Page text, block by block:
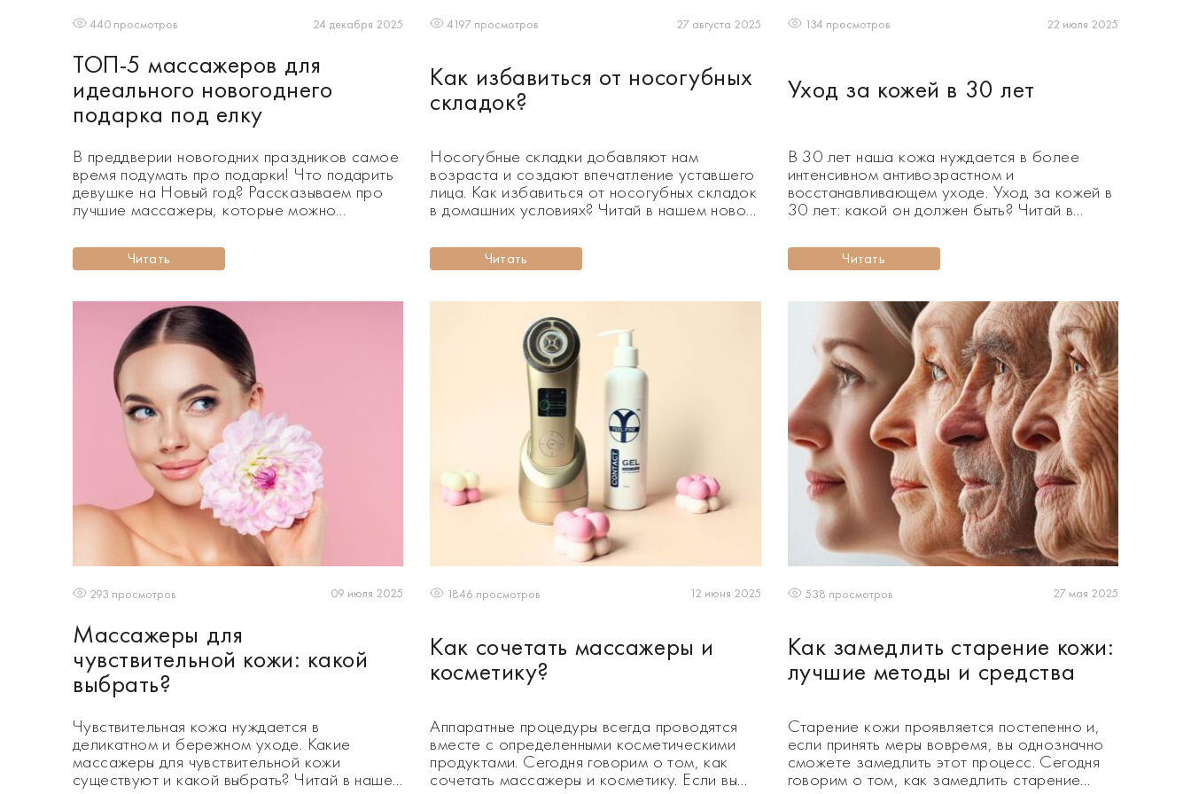
440 просмотров 24 декабря 2025
ТОП-5 массажеров для
идеального новогоднего
подарка под елку
В преддверии новогодних праздников самое
время подумать про подарки! Что подарить
девушке на Новый год? Рассказываем про
лучшие массажеры, которые можно
Новый год, а это значит, что пришло время
выбирать подарки под елку. Что подарить
действительно полезным и нужным
подарком? Кроме косметики […]
Читать
4197 просмотров 27 августа 2025
Как избавиться от носогубных
складок?
Носогубные складки добавляют нам
возраста и создают впечатление уставшего
лица. Как избавиться от носогубных складок
в домашних условиях? Читай в нашем новом
упругость и эластичность. Всему виной
недостаток эластина и коллагена в клетках
белком, поддерживающим клеточный
матрикс. Увядающая кожа легко поддается
гравитационному п
Читать
134 просмотров 22 июля 2025
Уход за кожей в 30 лет
В 30 лет наша кожа нуждается в более
интенсивном антивозрастном и
восстанавливающем уходе. Уход за кожей в
30 лет: какой он должен быть? Читай в
мы начинаем замечать, что наша кожа
меняется. Первые морщины, темные круги,
упругой и эластичной, как […]
Читать
293 просмотров 09 июля 2025
Массажеры для
чувствительной кожи: какой
выбрать?
Чувствительная кожа нуждается в
деликатном и бережном уходе. Какие
массажеры для чувствительной кожи
существуют и какой выбрать? Читай в нашем
1846 просмотров 12 июня 2025
Как сочетать массажеры и
косметику?
Аппаратные процедуры всегда проводятся
вместе с определенными косметическими
продуктами. Сегодня говорим о том, как
сочетать массажеры и косметику. Если вы
538 просмотров 27 мая 2025
Как замедлить старение кожи:
лучшие методы и средства
Старение кожи проявляется постепенно и,
если принять меры вовремя, вы однозначно
сможете замедлить этот процесс. Сегодня
говорим о том, как замедлить старение